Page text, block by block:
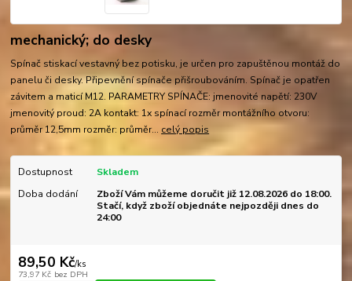
mechanický; do desky
Spínač stiskací vestavný bez potisku, je určen pro zapuštěnou montáž do
panelu či desky. Připevnění spínače přišroubováním. Spínač je opatřen
závitem a maticí M12. PARAMETRY SPÍNAČE: jmenovité napětí: 230V
jmenovitý proud: 2A kontakt: 1x spínací rozměr montážního otvoru:
průměr 12,5mm rozměr: průměr... celý popis
Dostupnost
Skladem
Doba dodání
Zboží Vám můžeme doručit již 12.08.2026 do 18:00.
Stačí, když zboží objednáte nejpozději dnes do
24:00
89,50 Kč/ks
73,97 Kč bez DPH